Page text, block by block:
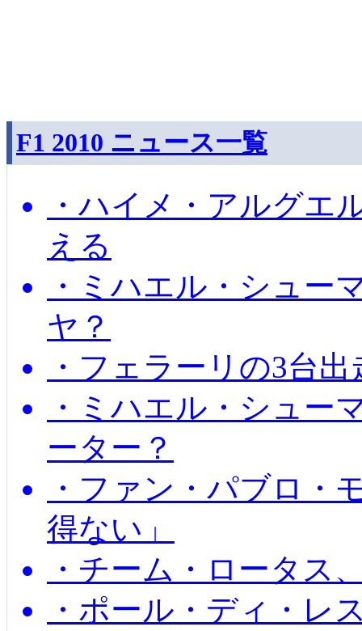
F1 2010 ニュース一覧
・ハイメ・アルグエ
える
・ミハエル・シュー
ヤ？
・フェラーリの3台
・ミハエル・シュー
ーター？
・ファン・パブロ・
得ない」
・チーム・ロータス
・ポール・ディ・レ